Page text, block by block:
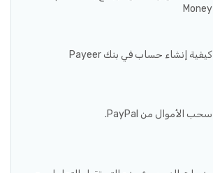
Money
كيفية إنشاء حساب في بنك Payeer
سحب الأموال من PayPal.